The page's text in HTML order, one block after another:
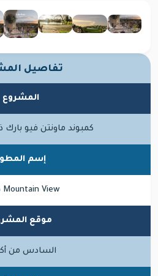
تفاصيل
المشروع
كمبوند ماونتن فيو بارك ذا ليك
إسم
Mountain View
موقع
السادس من